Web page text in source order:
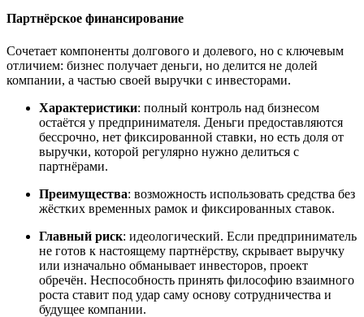
Партнёрское финансирование
Сочетает компоненты долгового и долевого, но с ключевым
отличием: бизнес получает деньги, но делится не долей
компании, а частью своей выручки с инвесторами.
Характеристики: полный контроль над бизнесом
остаётся у предпринимателя. Деньги предоставляются
бессрочно, нет фиксированной ставки, но есть доля от
выручки, которой регулярно нужно делиться с
партнёрами.
Преимущества: возможность использовать средства без
жёстких временных рамок и фиксированных ставок.
Главный риск: идеологический. Если предприниматель
не готов к настоящему партнёрству, скрывает выручку
или изначально обманывает инвесторов, проект
обречён. Неспособность принять философию взаимного
роста ставит под удар саму основу сотрудничества и
будущее компании.